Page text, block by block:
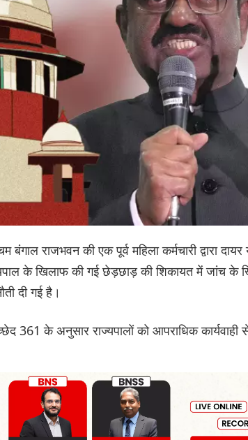
राजभवन की एक पूर्व महिला कर्मचारी द्वारा दायर
के खिलाफ की गई छेड़छाड़ की शिकायत में जांच के
दी गई है।
361 के अनुसार राज्यपालों को आपराधिक